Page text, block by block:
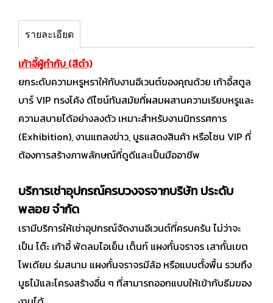
รายละเอียด
เก้าอี้ผู้กำกับ (สีดำ)
ยกระดับความหรูหราให้กับงานอีเวนต์ของคุณด้วย เก้าอี้สตูล
บาร์ VIP ทรงโค้ง ดีไซน์ทันสมัยที่ผสมผสานความเรียบหรูและ
ความสบายได้อย่างลงตัว เหมาะสำหรับงานนิทรรศการ
(Exhibition), งานแถลงข่าว, บูธแสดงสินค้า หรือโซน VIP ที่
ต้องการสร้างภาพลักษณ์ที่ดูดีและเป็นมืออาชีพ
บริการเช่าอุปกรณ์ครบวงจรจากบริษัท ประดับ
พลอย จำกัด
เรามีบริการให้เช่าอุปกรณ์จัดงานอีเวนต์ที่ครบครัน ไม่ว่าจะ
เป็น โต๊ะ เก้าอี้ พัดลมไอเย็น เต็นท์ แผงกั้นจราจร เสากั้นเขต
โพเดียม ร่มสนาม แผงกั้นจราจรมีล้อ หรือแบบตั้งพื้น รวมถึง
บูธไม้และโครงสร้างอื่น ๆ ที่สามารถออกแบบให้เข้ากับธีมของ